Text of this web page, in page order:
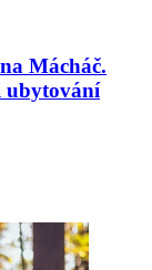
Mácháč.
ubytování